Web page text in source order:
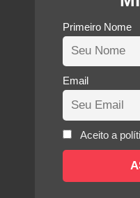
Primeiro Nome
Email
Aceito a